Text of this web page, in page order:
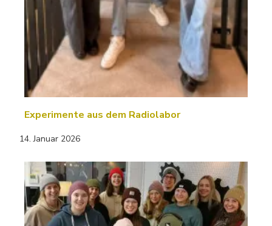
Experimente aus dem Radiolabor
14. Januar 2026